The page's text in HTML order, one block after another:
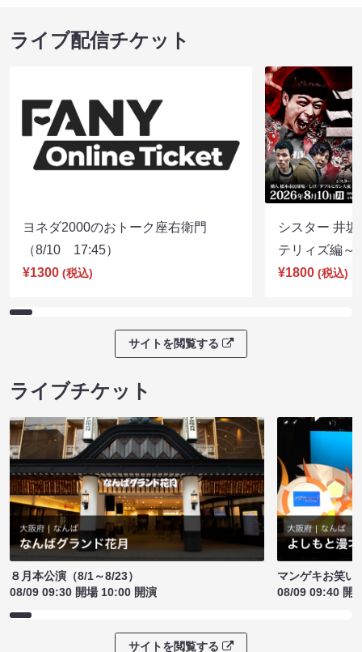
ライブ配信チケット
ヨネダ2000のおトーク座右衛門
（8/10 17:45）
¥1300 (税込)
シスター 井
テリィズ編
¥1800 (税込)
サイトを閲覧する
ライブチケット
８月本公演（8/1～8/23）
08/09 09:30 開場 10:00 開演
マンゲキお笑い
08/09 09:40 開
サイトを閲覧する